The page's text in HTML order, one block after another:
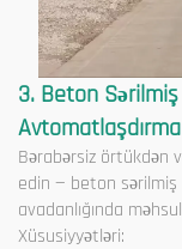
3. Beton
Avtomatlaşdırma
Bərabərsiz örtükdən
edin — beton
avadanlığında
Xüsusiyyətləri: